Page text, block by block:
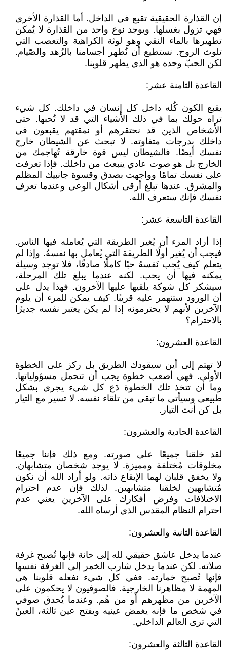
إن القذارة الحقيقية تقبع في الداخل. أما القذارة الأخرى
فهي تزول بغسلها. ويوجد نوع واحد من القذارة لا يُمكن
تطهيرها بالماء النقي وهو لوثة الكراهية والتعصب التي
تلوث الروح. نستطيع أن نُطهر أجسامنا بالزُهد والصّيام.
لكن الحبّ وحده هو الذي يطهر قلوبنا.
القاعدة الثامنة عشر:
يقبع الكون كُله داخل كل إنسان في داخلك. كل شيء
تراه حولك بما في ذلك الأشياء التي قد لا تُحبها. حتى
الأشخاص الذين قد نحتقرهم أو نمقتهم يقبعون في
داخلك بدرجات متفاوته. لا تبحث عن الشيطان خارج
نفسك أيضًا. فالشيطان ليس قوة خارقة تُهاجمك من
الخارج بل هو صوت عادي ينبعث من داخلك. فإذا تعرفت
على نفسك تمامًا وواجهت بصدق وقسوة جانبيك المظلم
والمشرق. عندها تبلغ أرقى أشكال الوعي وعندما تعرف
نفسك فإنك ستعرف الله.
القاعدة التاسعة عشر:
إذا أراد المرء أن يُغير الطريقة التي يُعامله فيها الناس.
فيجب أن يُغير أولًا الطريقة التي يُعامل بها نفسهُ. وإذا لم
يتعلم كيف يُحب نَفسهُ حبًا كاملًا صادقًا، فلا توجد وسيلة
يمكنه فيها أن يحب. لكنه عندما يبلغ تلك المرحلة،
سيشكر كل شوكة يلقيها عليها الآخرون. فهذا يدل على
أن الورود ستنهمر عليه قريبًا. كيف يمكن للمرء أن يلوم
الآخرين لأنهم لا يحترمونه إذا لم يكن يعتبر نفسه جديرًا
بالاحترام؟
القاعدة العشرون:
لا تهتم إلى أين سيقودك الطريق بل ركز على الخطوة
الأولى. فهي أصعب خطوة يجب أن تتحمل مسؤولياتها.
وما أن تتخذ تلك الخطوة دَع كل شيء يجري بشكل
طبيعى وسيأتي ما تبقى من تلقاء نفسه. لا تسير مع التيار
بل كن أنت التيار.
القاعدة الحادية والعشرون:
لقد خلقنا جميعًا على صورته. ومع ذلك فإننا جميعًا
مخلوقات مُختلفة ومميزة. لا يوجد شخصان متشابهان.
ولا يخفق قلبان لهما الإيقاع ذاته. ولو أراد الله أن نكون
مُتشابهين لخلقنا متشابهين. لذلك فإن عدم احترام
الاختلافات وفرض أفكارك على الآخرين يعني عدم
احترام النظام المقدس الذي أرساه الله.
القاعدة الثانية والعشرون:
عندما يدخل عاشق حقيقي لله إلى حانة فإنها تُصبح غرفة
صلاته. لكن عندما يدخل شارب الخمر إلى الغرفة نفسها
فإنها تُصبح خمارته. ففي كل شيء نفعله قلوبنا هي
المهمة لا مظاهرنا الخارجية. فالصوفيون لا يحكمون على
الآخرين من مظهرهم أو من هُم. وعندما يُحدق صوفي
في شخص ما فإنه يغمض عينيه ويفتح عين ثالثة، العينُ
التي ترى العالم الداخلي.
القاعدة الثالثة والعشرون: